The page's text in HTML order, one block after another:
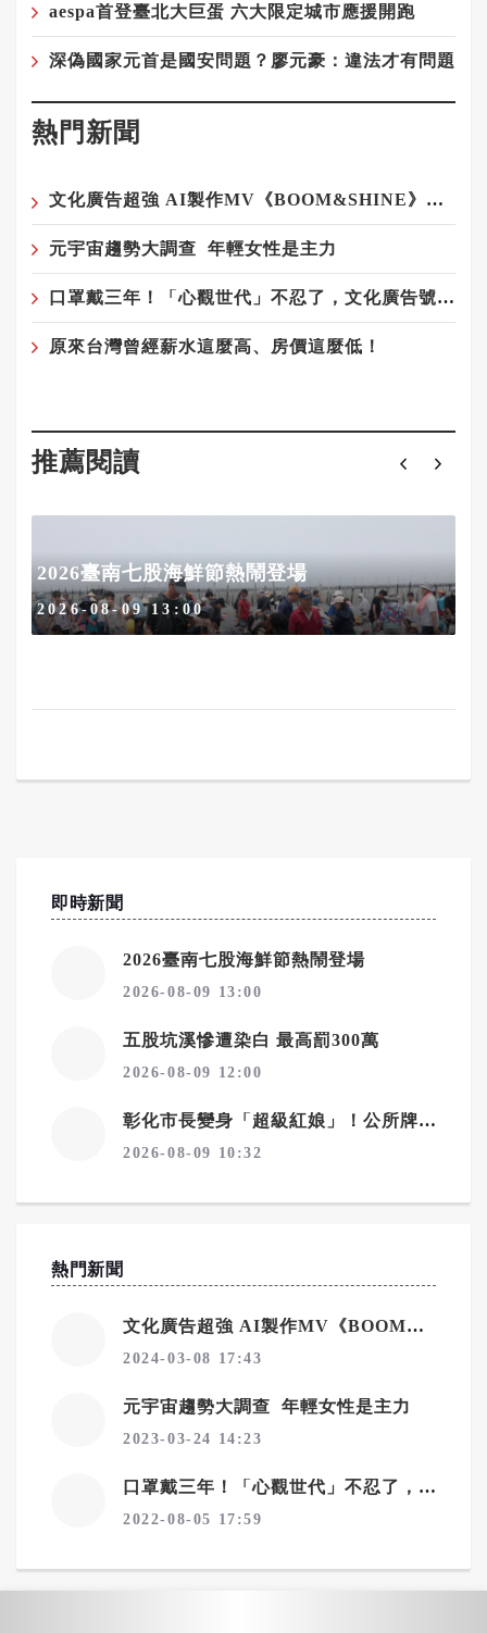
aespa首登臺北大巨蛋 六大限定城市應援開跑
深偽國家元首是國安問題？廖元豪：違法才有問題
熱門新聞
文化廣告超強 AI製作MV《BOOM&SHINE》登場！
元宇宙趨勢大調查 年輕女性是主力
口罩戴三年！「心觀世代」不忍了，文化廣告號召IG濾鏡脫口罩
原來台灣曾經薪水這麼高、房價這麼低！
推薦閱讀
2026臺南七股海鮮節熱鬧登場
2026-08-09 13:00
即時新聞
2026臺南七股海鮮節熱鬧登場
2026-08-09 13:00
五股坑溪慘遭染白 最高罰300萬
2026-08-09 12:00
彰化市長變身「超級紅娘」！公所牌月老牽紅線8年 內政部都按讚
2026-08-09 10:32
熱門新聞
文化廣告超強 AI製作MV《BOOM&SHINE》登場！
2024-03-08 17:43
元宇宙趨勢大調查 年輕女性是主力
2023-03-24 14:23
口罩戴三年！「心觀世代」不忍了，文化廣告號召IG濾鏡脫口罩
2022-08-05 17:59